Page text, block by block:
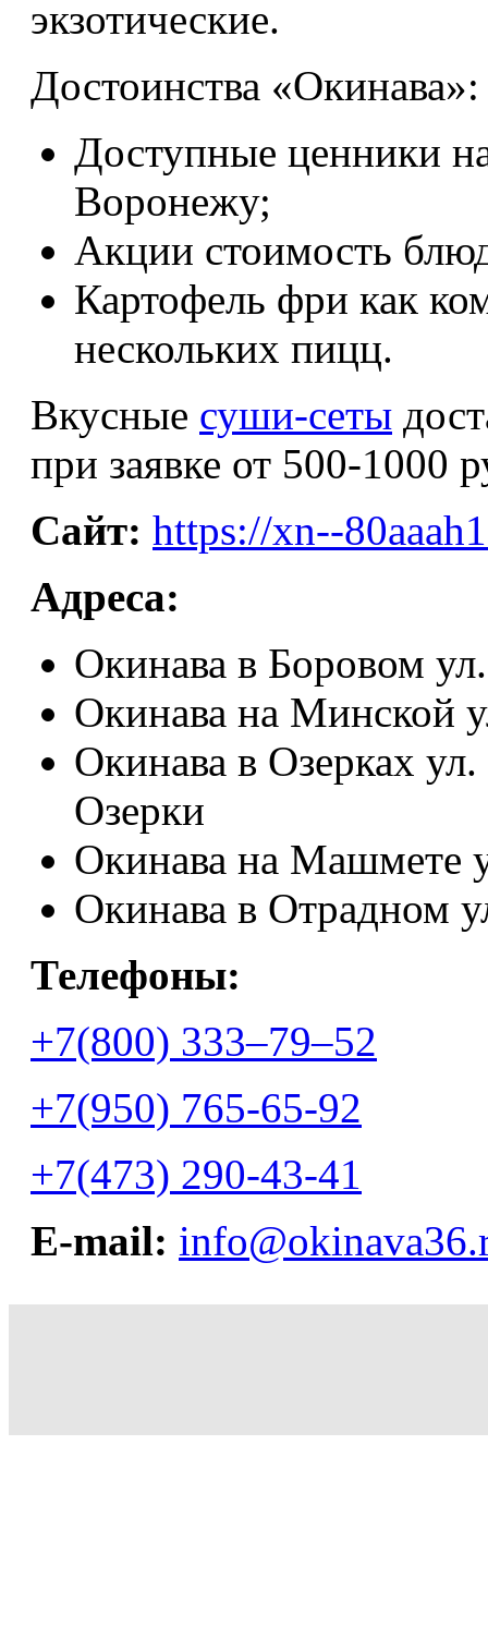
экзотические.
Достоинства «Окинава»:
Доступные ценники
Воронежу;
Акции стоимость
Картофель фри как
нескольких пицц.
Вкусные суши-сеты
при заявке от 500-1000
Сайт: https://xn--
Адреса:
Окинава в Боровом
Окинава на Минской
Окинава в Озерках
Озерки
Окинава на Машмете
Окинава в Отрадном
Телефоны:
+7(800) 333‒79‒52
+7(950) 765-65-92
+7(473) 290-43-41
E-mail: